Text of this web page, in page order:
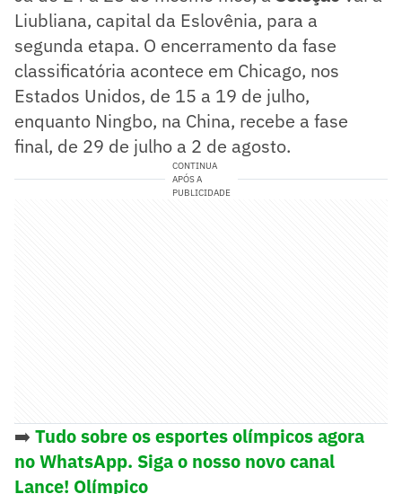
Liubliana, capital da Eslovênia, para a
segunda etapa. O encerramento da fase
classificatória acontece em Chicago, nos
Estados Unidos, de 15 a 19 de julho,
enquanto Ningbo, na China, recebe a fase
final, de 29 de julho a 2 de agosto.
CONTINUA
APÓS A
PUBLICIDADE
➡️ Tudo sobre os esportes olímpicos agora
no WhatsApp. Siga o nosso novo canal
Lance! Olímpico